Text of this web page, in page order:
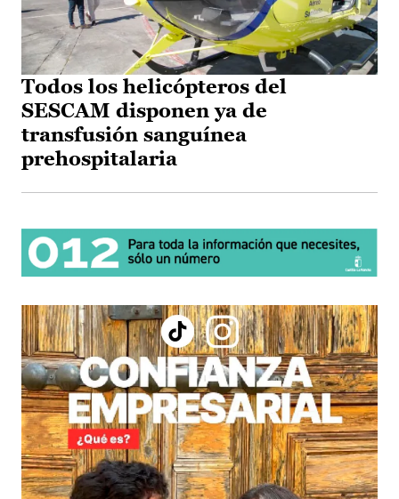
Todos los helicópteros del
SESCAM disponen ya de
transfusión sanguínea
prehospitalaria